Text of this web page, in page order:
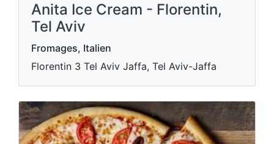
Anita Ice Cream - Florentin,
Tel Aviv
Fromages, Italien
Florentin 3 Tel Aviv Jaffa, Tel Aviv-Jaffa